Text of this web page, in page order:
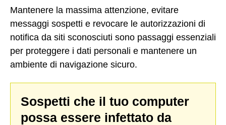
Mantenere la massima attenzione, evitare
messaggi sospetti e revocare le autorizzazioni di
notifica da siti sconosciuti sono passaggi essenziali
per proteggere i dati personali e mantenere un
ambiente di navigazione sicuro.
Sospetti che il tuo computer
possa essere infettato da